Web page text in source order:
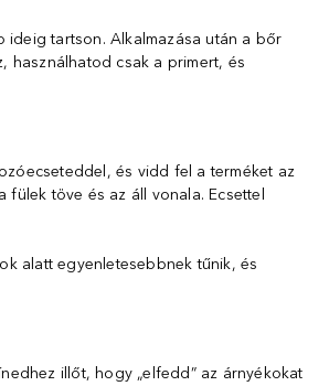
ideig tartson. Alkalmazása után a bőr
használhatod csak a primert, és
és vidd fel a terméket az
töve és az áll vonala. Ecsettel
alatt egyenletesebbnek tűnik, és
illőt, hogy „elfedd” az árnyékokat